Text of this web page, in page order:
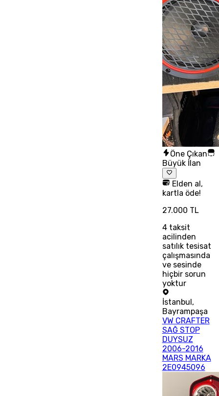
Öne Çıkan
Büyük İlan
Elden al,
kartla öde!
27.000 TL
4taksit
acilinden
satılık tesisat
çalışmasında
ve sesinde
hiçbir sorun
yoktur
İstanbul,
Bayrampaşa
VW CRAFTER
SAĞ STOP
DUYSUZ
2006-2016
MARS MARKA
2E0945096